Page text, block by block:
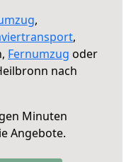
,
,
Fernumzug oder
nach
Minuten
Angebote.